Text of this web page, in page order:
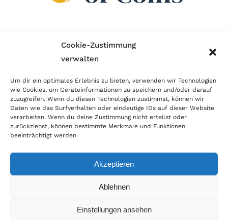
Cookie-Zustimmung
verwalten
Um dir ein optimales Erlebnis zu bieten, verwenden wir Technologien
wie Cookies, um Geräteinformationen zu speichern und/oder darauf
zuzugreifen. Wenn du diesen Technologien zustimmst, können wir
Daten wie das Surfverhalten oder eindeutige IDs auf dieser Website
verarbeiten. Wenn du deine Zustimmung nicht erteilst oder
zurückziehst, können bestimmte Merkmale und Funktionen
beeinträchtigt werden.
Akzeptieren
Ablehnen
Einstellungen ansehen
Wir sind Mitglied im Händlerbund!
erfolgreichen E-Commerce ein. Auch wir sind wie
viele Onlineshops im Netz Mitglied im Händlerbund
und unterstützen fairen Onlinehandel.
© Copyright 2026 | World of Coins |Impressum|Datenschutz|Cookie
|Zahlung & Versand